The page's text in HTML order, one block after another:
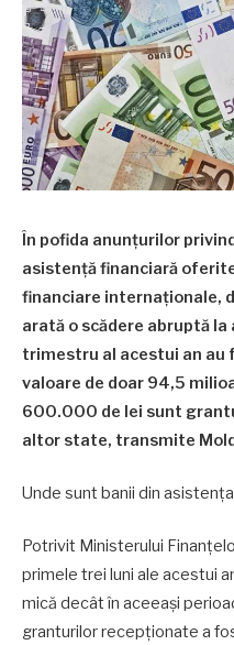
În pofida anunțurilor
asistență financiară
financiare internaționale,
arată o scădere abruptă
trimestru al acestui an
valoare de doar 94,5
600.000 de lei sunt
altor state, transmite
Unde sunt banii din
Potrivit Ministerului
primele trei luni ale acestui
mică decât în aceeași
granturilor recepționate a